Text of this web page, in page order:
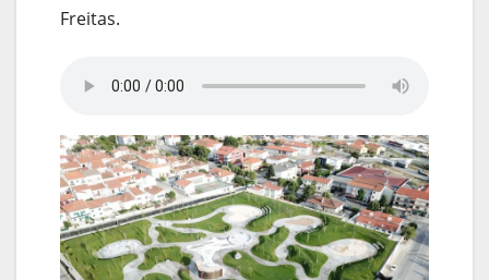
Freitas.